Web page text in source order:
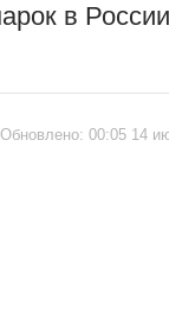
в России
Обновлено:00:05 14